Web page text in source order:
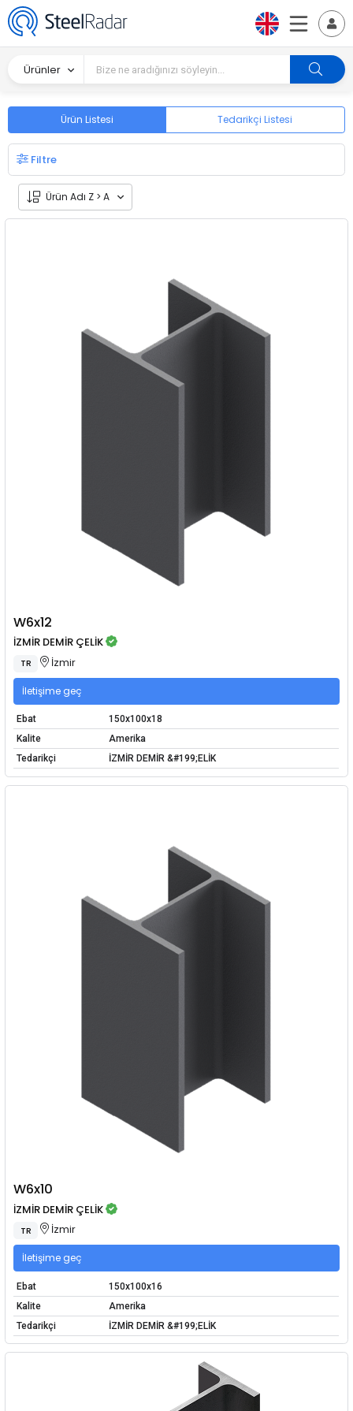
Ürünler
Ürün Listesi Tedarikçi Listesi
Filtre
Ürün Adı Z > A
W6x12
İZMİR DEMİR ÇELİK
TR İzmir
İletişime geç
Ebat
150x100x18
Kalite
Amerika
Tedarikçi
İZMİR DEMİR &#199;ELİK
W6x10
İZMİR DEMİR ÇELİK
TR İzmir
İletişime geç
Ebat
150x100x16
Kalite
Amerika
Tedarikçi
İZMİR DEMİR &#199;ELİK